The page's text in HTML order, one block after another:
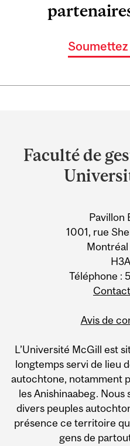
and
University
Faculté de
Pavillon
1001, rue
Téléphone :
Contact
Avis de
L’Université McGill est
longtemps servi de lieu
autochtone, notamment
les Anishinaabeg.
divers peuples
présence ce territoire
gens de